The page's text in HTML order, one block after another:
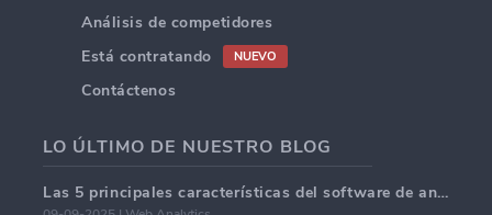
Análisis de competidores
Está contratando
NUEVO
Contáctenos
LO ÚLTIMO DE NUESTRO BLOG
Las 5 principales características del software de análisis web en 2025.